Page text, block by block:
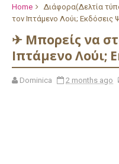
Home Διάφορα(Δελτία
τον Ιπτάμενο Λούι; Εκδόσεις
✈ Μπορείς να
Ιπτάμενο Λούι;
Dominica 2 months ago